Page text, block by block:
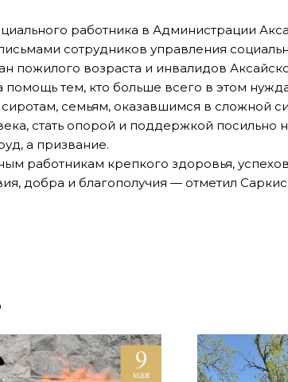
работника в Администрации
сотрудников управления
пожилого возраста и инвалидов
помощь тем, кто больше всего в этом
семьям, оказавшимся в сложной
стать опорой и поддержкой посильно
а призвание.
работникам крепкого здоровья,
добра и благополучия — отметил